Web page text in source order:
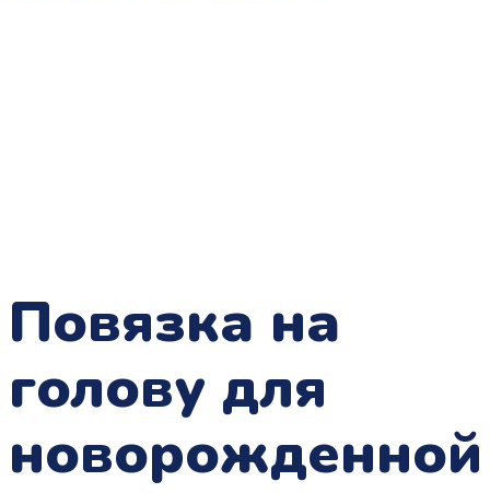
Повязка на
голову для
новорожденной